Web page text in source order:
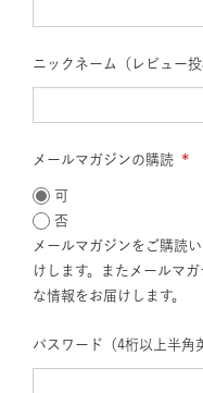
ニックネーム（レビュー投
メールマガジンの購読
可
否
メールマガジンをご購読
けします。またメールマ
な情報をお届けします。
パスワード（4桁以上半角